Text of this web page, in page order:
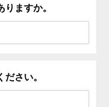
りますか。
さい。